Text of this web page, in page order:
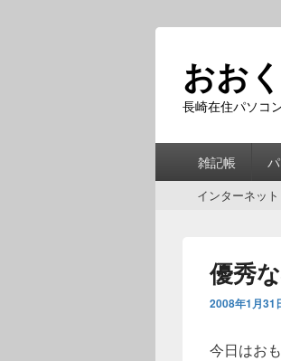
おお
長崎在住パソコ
雑記帳
インターネット
優秀
2008年1月31
今日はお